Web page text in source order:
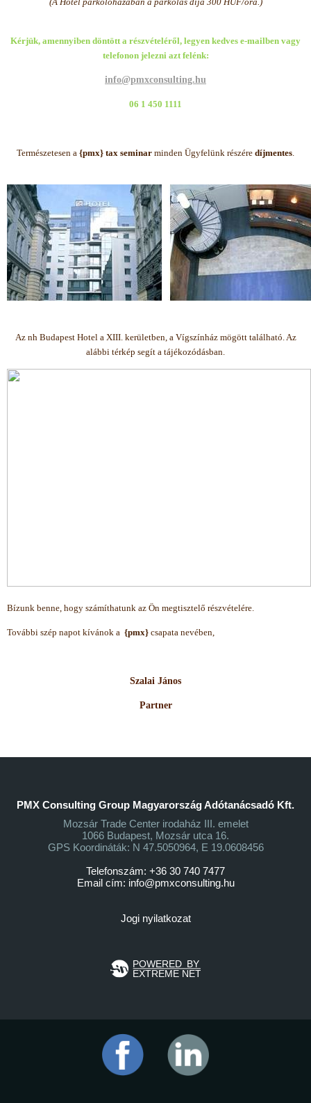
Kérjük, amennyiben döntött a részvételéről, legyen kedves e-mailben vagy
telefonon jelezni azt felénk:
info@pmxconsulting.hu
06 1 450 1111
Természetesen a {pmx} tax seminar minden Ügyfelünk részére díjmentes.
Az nh Budapest Hotel a XIII. kerületben, a Vígszínház mögött található. Az
alábbi térkép segít a tájékozódásban.
Bízunk benne, hogy számíthatunk az Ön megtisztelő részvételére.
További szép napot kívánok a {pmx} csapata nevében,
Szalai János
Partner
PMX Consulting Group Magyarország Adótanácsadó Kft.
Mozsár Trade Center irodaház III. emelet
1066 Budapest, Mozsár utca 16.
GPS Koordináták: N 47.5050964, E 19.0608456
Telefonszám: +36 30 740 7477
Email cím: info@pmxconsulting.hu
Jogi nyilatkozat